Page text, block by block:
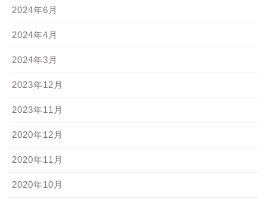
2024年6月
2024年4月
2024年3月
2023年12月
2023年11月
2020年12月
2020年11月
2020年10月